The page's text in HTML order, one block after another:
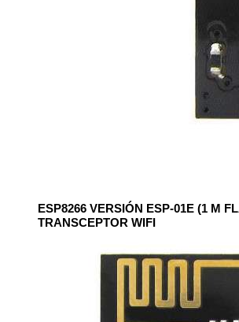
ESP8266 VERSIÓN ESP-01E (1 M
TRANSCEPTOR WIFI